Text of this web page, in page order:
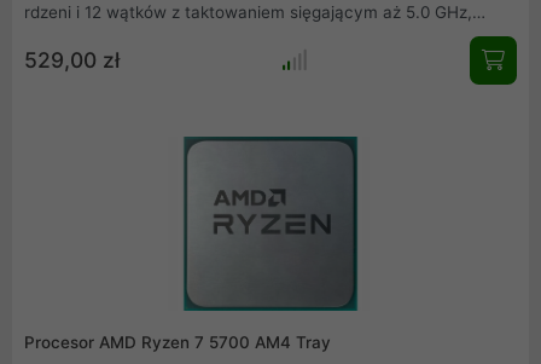
rdzeni i 12 wątków z taktowaniem sięgającym aż 5.0 GHz,
gwarantując potężną wydajność w grach i programach. Dzięki
zintegrowanej grafice Radeon możesz cieszyć się płynną
niezrównaną szybkością.
529,00 zł
Procesor AMD Ryzen 7 5700 AM4 Tray